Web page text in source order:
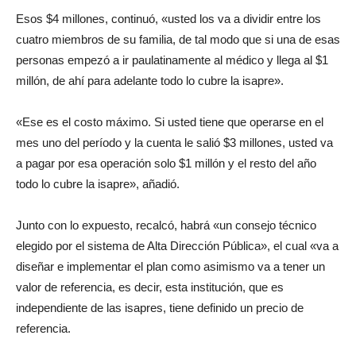
Esos $4 millones, continuó, «usted los va a dividir entre los
cuatro miembros de su familia, de tal modo que si una de esas
personas empezó a ir paulatinamente al médico y llega al $1
millón, de ahí para adelante todo lo cubre la isapre».
«Ese es el costo máximo. Si usted tiene que operarse en el
mes uno del período y la cuenta le salió $3 millones, usted va
a pagar por esa operación solo $1 millón y el resto del año
todo lo cubre la isapre», añadió.
Junto con lo expuesto, recalcó, habrá «un consejo técnico
elegido por el sistema de Alta Dirección Pública», el cual «va a
diseñar e implementar el plan como asimismo va a tener un
valor de referencia, es decir, esta institución, que es
independiente de las isapres, tiene definido un precio de
referencia.